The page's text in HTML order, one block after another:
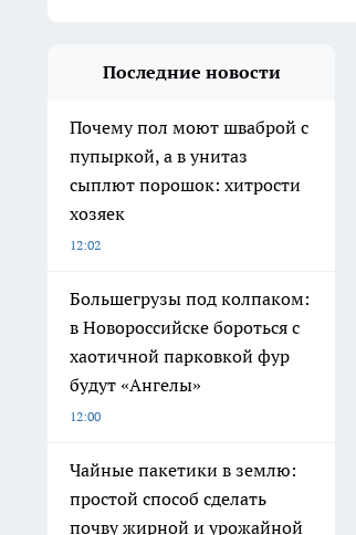
Последние новости
Почему пол моют шваброй с
пупыркой, а в унитаз
сыплют порошок: хитрости
хозяек
12:02
Большегрузы под колпаком:
в Новороссийске бороться с
хаотичной парковкой фур
будут «Ангелы»
12:00
Чайные пакетики в землю:
простой способ сделать
почву жирной и урожайной